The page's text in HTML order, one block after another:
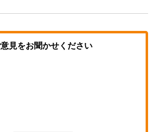
見をお聞かせください